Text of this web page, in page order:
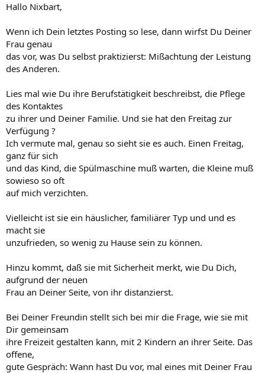
Hallo Nixbart,
Wenn ich Dein letztes Posting so lese, dann wirfst Du Deiner
Frau genau
das vor, was Du selbst praktizierst: Mißachtung der Leistung
des Anderen.
Lies mal wie Du ihre Berufstätigkeit beschreibst, die Pflege
des Kontaktes
zu ihrer und Deiner Familie. Und sie hat den Freitag zur
Verfügung ?
Ich vermute mal, genau so sieht sie es auch. Einen Freitag,
ganz für sich
und das Kind, die Spülmaschine muß warten, die Kleine muß
sowieso so oft
auf mich verzichten.
Vielleicht ist sie ein häuslicher, familiärer Typ und und es
macht sie
unzufrieden, so wenig zu Hause sein zu können.
Hinzu kommt, daß sie mit Sicherheit merkt, wie Du Dich,
aufgrund der neuen
Frau an Deiner Seite, von ihr distanzierst.
Bei Deiner Freundin stellt sich bei mir die Frage, wie sie mit
Dir gemeinsam
ihre Freizeit gestalten kann, mit 2 Kindern an ihrer Seite. Das
offene,
gute Gespräch: Wann hast Du vor, mal eines mit Deiner Frau